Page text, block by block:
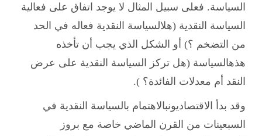
السياسة. فعلى سبيل المثال لا يوجد اتفاق على فعالية
السياسة النقدية (هلالسياسة النقدية فعاله في الحد
من التضخم ؟) أو الشكل الذي يجب أن تأخذه
هذهالسياسة (هل تركز السياسة النقدية على عرض
النقد أم معدلات الفائدة؟ ).
وقد بدأ الاقتصاديونبالاهتمام بالسياسة النقدية في
السبعينات من القرن الماضي خاصة مع بروز